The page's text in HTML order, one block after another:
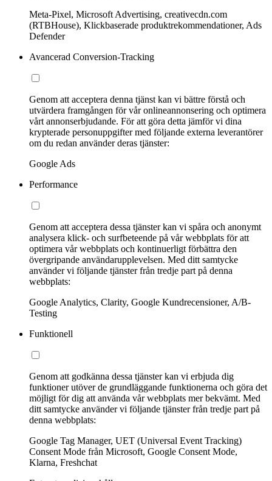
Meta-Pixel, Microsoft Advertising, creativecdn.com
(RTBHouse), Klickbaserade produktrekommendationer, Ads
Defender
Avancerad Conversion-Tracking
Genom att acceptera denna tjänst kan vi bättre förstå och
utvärdera framgången för vår onlineannonsering och optimera
vårt annonserbjudande. För att göra detta jämför vi dina
krypterade personuppgifter med följande externa leverantörer
om du redan använder deras tjänster:
Google Ads
Performance
Genom att acceptera dessa tjänster kan vi spåra och anonymt
analysera klick- och surfbeteende på vår webbplats för att
optimera vår webbplats och kontinuerligt förbättra den
övergripande användarupplevelsen. Med ditt samtycke
använder vi följande tjänster från tredje part på denna
webbplats:
Google Analytics, Clarity, Google Kundrecensioner, A/B-
Testing
Funktionell
Genom att godkänna dessa tjänster kan vi erbjuda dig
funktioner utöver de grundläggande funktionerna och göra det
möjligt för dig att använda vår webbplats mer bekvämt. Med
ditt samtycke använder vi följande tjänster från tredje part på
denna webbplats:
Google Tag Manager, UET (Universal Event Tracking)
Consent Mode från Microsoft, Google Consent Mode,
Klarna, Freshchat